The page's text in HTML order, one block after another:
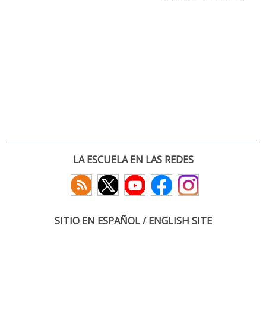
LA ESCUELA EN LAS REDES
SITIO EN ESPAÑOL / ENGLISH SITE